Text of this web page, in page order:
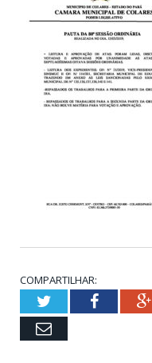
COMPARTILHAR:
TwitterFacebook
Email